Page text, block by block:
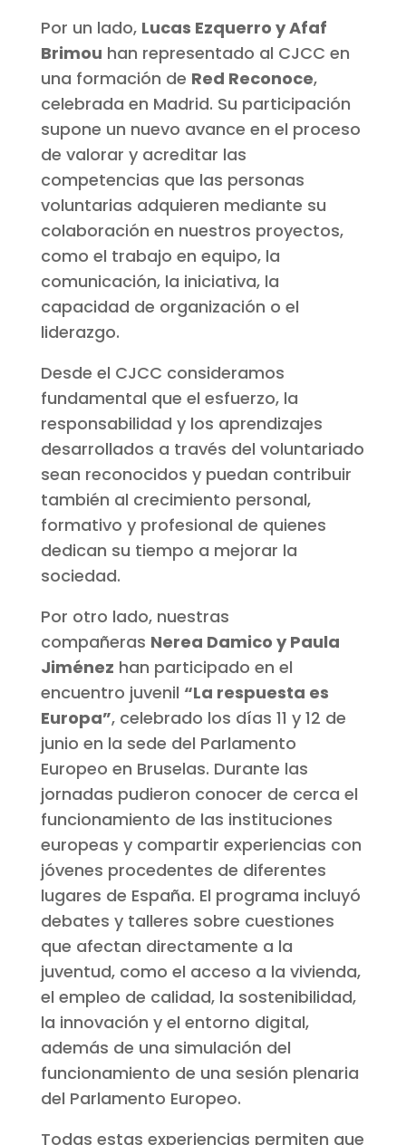
Por un lado, Lucas Ezquerro y Afaf
Brimou han representado al CJCC en
una formación de Red Reconoce,
celebrada en Madrid. Su participación
supone un nuevo avance en el proceso
de valorar y acreditar las
competencias que las personas
voluntarias adquieren mediante su
colaboración en nuestros proyectos,
como el trabajo en equipo, la
comunicación, la iniciativa, la
capacidad de organización o el
liderazgo.
Desde el CJCC consideramos
fundamental que el esfuerzo, la
responsabilidad y los aprendizajes
desarrollados a través del voluntariado
sean reconocidos y puedan contribuir
también al crecimiento personal,
formativo y profesional de quienes
dedican su tiempo a mejorar la
sociedad.
Por otro lado, nuestras
compañeras Nerea Damico y Paula
Jiménez han participado en el
encuentro juvenil “La respuesta es
Europa”, celebrado los días 11 y 12 de
junio en la sede del Parlamento
Europeo en Bruselas. Durante las
jornadas pudieron conocer de cerca el
funcionamiento de las instituciones
europeas y compartir experiencias con
jóvenes procedentes de diferentes
lugares de España. El programa incluyó
debates y talleres sobre cuestiones
que afectan directamente a la
juventud, como el acceso a la vivienda,
el empleo de calidad, la sostenibilidad,
la innovación y el entorno digital,
además de una simulación del
funcionamiento de una sesión plenaria
del Parlamento Europeo.
Todas estas experiencias permiten que